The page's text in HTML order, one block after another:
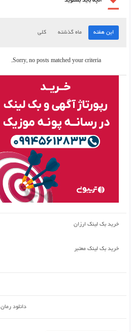
این هفته ماه گذشته کلی
Sorry, no posts matched your criteria.
خرید بک لینک ارزان
خرید بک لینک معتبر
دانلود رمان